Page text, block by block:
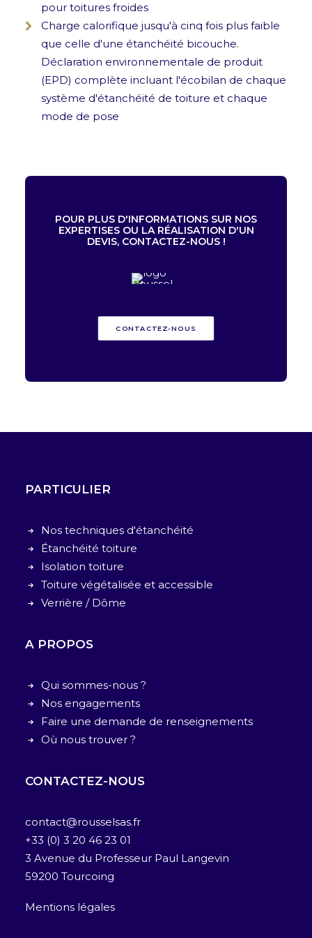
pour toitures froides
Charge calorifique jusqu'à cinq fois plus faible
que celle d'une étanchéité bicouche.
Déclaration environnementale de produit
(EPD) complète incluant l'écobilan de chaque
système d'étanchéité de toiture et chaque
mode de pose
POUR PLUS D'INFORMATIONS SUR NOS
EXPERTISES OU LA RÉALISATION D'UN
DEVIS, CONTACTEZ-NOUS !
CONTACTEZ-NOUS
PARTICULIER
Nos techniques d'étanchéité
Étanchéité toiture
Isolation toiture
Toiture végétalisée et accessible
Verrière / Dôme
A PROPOS
Qui sommes-nous ?
Nos engagements
Faire une demande de renseignements
Où nous trouver ?
CONTACTEZ-NOUS
contact@rousselsas.fr
+33 (0) 3 20 46 23 01
3 Avenue du Professeur Paul Langevin
59200 Tourcoing
Mentions légales